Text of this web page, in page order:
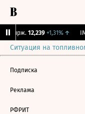
Бирж. 12,239 +1,31%↑
Ситуация на
Подписка
Реклама
РФРИТ